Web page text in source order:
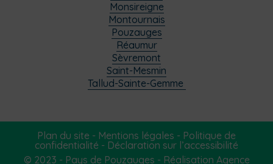
Monsireigne
Montournais
Pouzauges
Réaumur
Sèvremont
Saint-Mesmin
Tallud-Sainte-Gemme
Plan du site - Mentions légales - Politique de
confidentialité - Déclaration sur l’accessibilité
© 2023 - Pays de Pouzauges - Réalisation Agence